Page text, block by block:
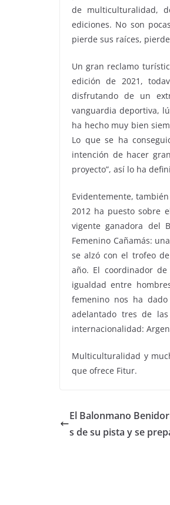
de multiculturalidad,
ediciones. No son
pierde sus raíces,
Un gran reclamo
edición de 2021,
disfrutando de un
vanguardia deportiva,
ha hecho muy bien
Lo que se ha
intención de hacer
proyecto”, así lo ha
Evidentemente,
2012 ha puesto sobre
vigente ganadora del
Femenino Cañamás:
se alzó con el trofeo
año. El coordinador
igualdad entre
femenino nos ha
adelantado tres de
internacionalidad:
Multiculturalidad y
que ofrece Fitur.
El Balonmano
s de su pista y se